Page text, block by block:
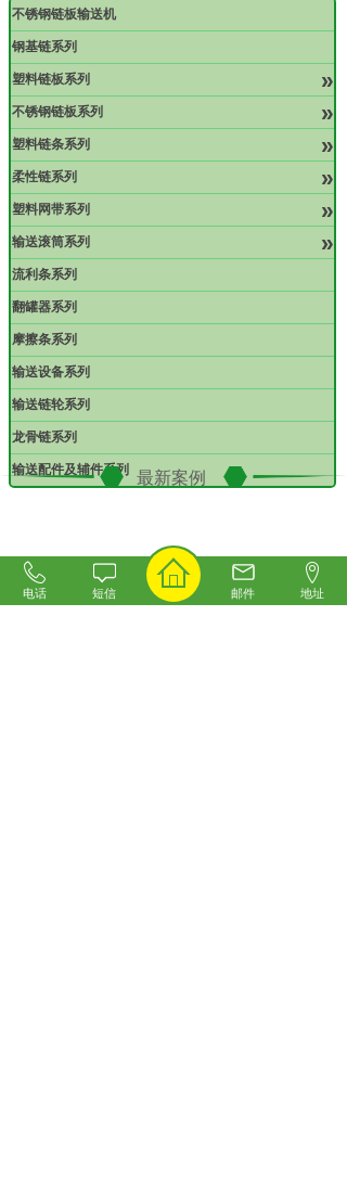
不锈钢链板输送机
钢基链系列
塑料链板系列 »
不锈钢链板系列 »
塑料链条系列 »
柔性链系列 »
塑料网带系列 »
输送滚筒系列 »
流利条系列
翻罐器系列
摩擦条系列
输送设备系列
输送链轮系列
龙骨链系列
输送配件及辅件系列 最新案例
电话 短信 邮件 地址